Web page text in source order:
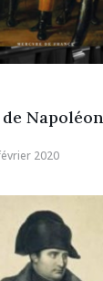
Napoléon
2020